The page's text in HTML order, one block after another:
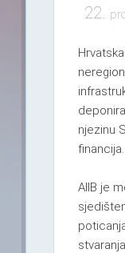
22.
njezinu
financija.
AIIB je